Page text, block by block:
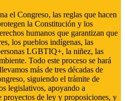
el Congreso, las reglas que hacen
la Constitución y los
humanos que garantizan que
los pueblos indígenas, las
LGBTIQ+, la niñez, las
Todo este proceso se hará
más de tres décadas de
siguiendo el trámite de
legislativos, apoyando a
proyectos de ley y proposiciones, y